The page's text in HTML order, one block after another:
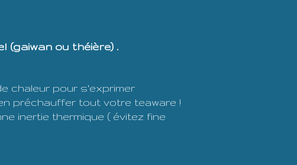
(gaiwan ou théière) .
chaleur pour s'exprimer
préchauffer tout votre teaware !
inertie thermique ( évitez fine